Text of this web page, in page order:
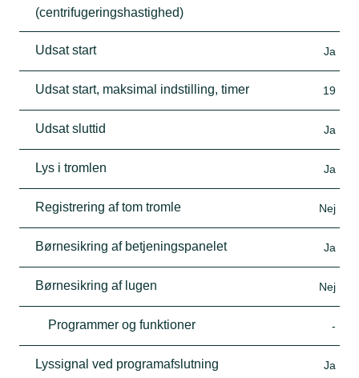
(centrifugeringshastighed)
Udsat start Ja
Udsat start, maksimal indstilling, timer 19
Udsat sluttid Ja
Lys i tromlen Ja
Registrering af tom tromle Nej
Børnesikring af betjeningspanelet Ja
Børnesikring af lugen Nej
Programmer og funktioner -
Lyssignal ved programafslutning Ja